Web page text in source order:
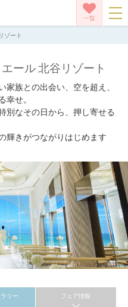
一覧
ゾート
ール 北谷リゾート
家族との出会い、空を超え、
幸せ。
別なその日から、押し寄せる
輝きがつながりはじめます
リー フェア情報